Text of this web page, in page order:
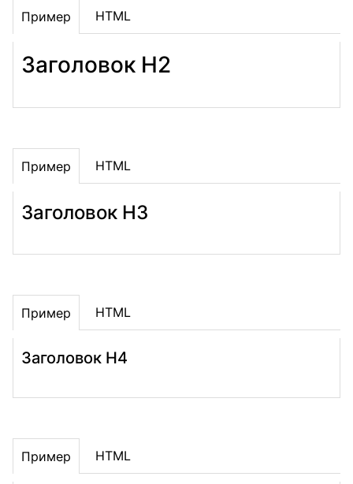
Пример HTML
Заголовок H2
Пример HTML
Заголовок H3
Пример HTML
Заголовок H4
Пример HTML